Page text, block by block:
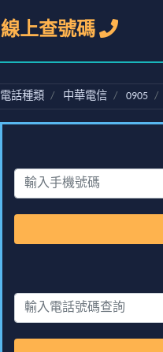
線上查號碼
電話種類 中華電信 0905